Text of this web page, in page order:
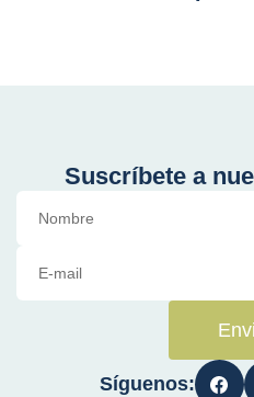
Suscríbete a
Síguenos: